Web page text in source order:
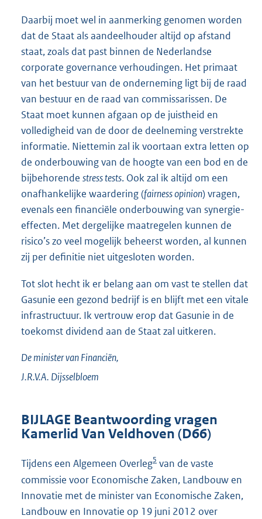
Daarbij moet wel in aanmerking genomen worden
dat de Staat als aandeelhouder altijd op afstand
staat, zoals dat past binnen de Nederlandse
corporate governance verhoudingen. Het primaat
van het bestuur van de onderneming ligt bij de raad
van bestuur en de raad van commissarissen. De
Staat moet kunnen afgaan op de juistheid en
volledigheid van de door de deelneming verstrekte
informatie. Niettemin zal ik voortaan extra letten op
de onderbouwing van de hoogte van een bod en de
bijbehorende stress tests. Ook zal ik altijd om een
onafhankelijke waardering (fairness opinion) vragen,
evenals een financiële onderbouwing van synergie-
effecten. Met dergelijke maatregelen kunnen de
risico’s zo veel mogelijk beheerst worden, al kunnen
zij per definitie niet uitgesloten worden.
Tot slot hecht ik er belang aan om vast te stellen dat
Gasunie een gezond bedrijf is en blijft met een vitale
infrastructuur. Ik vertrouw erop dat Gasunie in de
toekomst dividend aan de Staat zal uitkeren.
De minister van Financiën,
J.R.V.A. Dijsselbloem
BIJLAGE Beantwoording vragen
Kamerlid Van Veldhoven (D66)
Tijdens een Algemeen Overleg5 van de vaste
commissie voor Economische Zaken, Landbouw en
Innovatie met de minister van Economische Zaken,
Landbouw en Innovatie op 19 juni 2012 over